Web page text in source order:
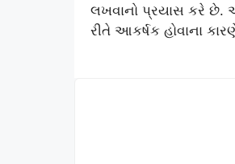
લખવાનો પ્રયાસ કરે છે.
રીતે આકર્ષક હોવાના